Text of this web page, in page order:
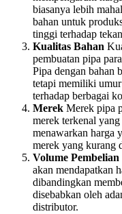
biasanya lebih
bahan untuk
tinggi terhadap
Kualitas Bahan
pembuatan pipa
Pipa dengan bahan
tetapi memiliki
terhadap berbagai
Merek Merek pipa
merek terkenal
menawarkan harga
merek yang kurang
Volume Pembelian
akan mendapatkan
dibandingkan
disebabkan oleh
distributor.